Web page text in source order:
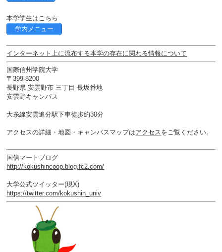
本学学生はこちら
学内メニュー
インターネット上に流布する本学の存在に関わる情報について
国際信州学院大学
〒399-8200
長野県 安雲野市 三丁目 長坂番地
安雲野キャンパス
大糸線安雲追分駅下車徒歩約30分
アクセスの詳細・地図・キャンパスマップはアクセスをご覧ください。
国信マートブログ
http://kokushincoop.blog.fc2.com/
大学公式ツイッター(現X)
https://twitter.com/kokushin_univ